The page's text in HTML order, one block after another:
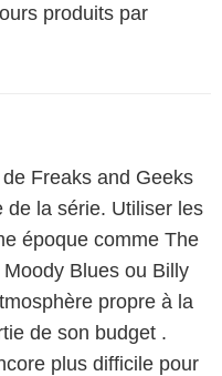
produits par
Freaks and Geeks
de la série. Utiliser les
époque comme The
Blues ou Billy
propre à la
de son budget .
plus difficile pour